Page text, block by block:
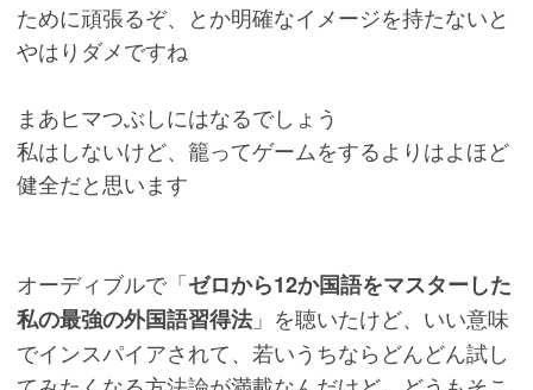
ために頑張るぞ、とか明確なイメージを持たないと
やはりダメですね
まあヒマつぶしにはなるでしょう
私はしないけど、籠ってゲームをするよりはよほど
健全だと思います
オーディブルで「ゼロから12か国語をマスターした
私の最強の外国語習得法」を聴いたけど、いい意味
でインスパイアされて、若いうちならどんどん試し